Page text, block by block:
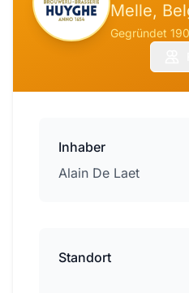
Melle,
Gegründet
Inhaber
Alain De Laet
Standort